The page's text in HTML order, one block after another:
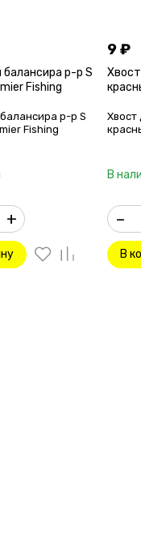
балансира р-р S
Fishing
р-р S
Fishing
+
9₽
Хвост
В
–
В